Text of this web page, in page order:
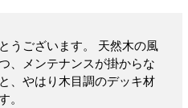
うございます。 天然木の風
、メンテナンスが掛からな
、やはり木目調のデッキ材
。